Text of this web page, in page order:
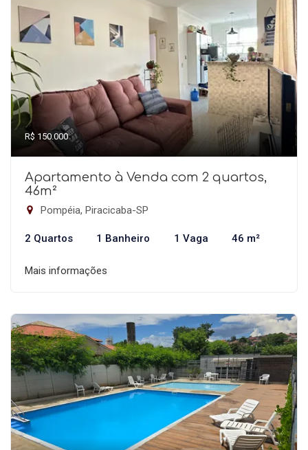
R$ 150.000
Apartamento à Venda com 2 quartos,
46m²
Pompéia, Piracicaba-SP
2 Quartos 1 Banheiro 1 Vaga 46 m²
Mais informações